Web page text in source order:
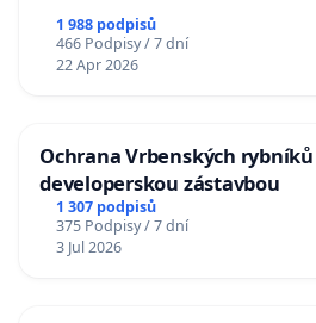
1 988 podpisů
466 Podpisy / 7 dní
22 Apr 2026
Ochrana Vrbenských
developerskou zástavbou
1 307 podpisů
375 Podpisy / 7 dní
3 Jul 2026